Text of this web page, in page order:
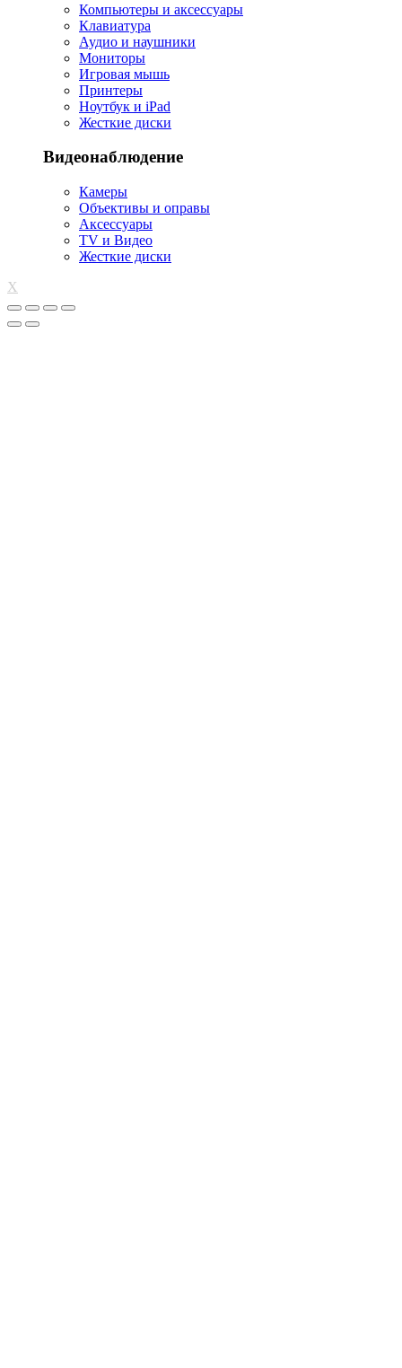
Компьютеры и аксессуары
Клавиатура
Аудио и наушники
Мониторы
Игровая мышь
Принтеры
Ноутбук и iPad
Жесткие диски
Видеонаблюдение
Камеры
Объективы и оправы
Аксессуары
TV и Видео
Жесткие диски
X